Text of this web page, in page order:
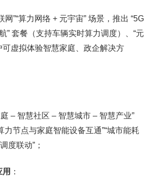
网”“算力网络 + 元宇宙” 场景，推出 “5G
” 套餐（支持车辆实时算力调度）、“元
可虚拟体验智慧家庭、政企解决方
– 智慧社区 – 智慧城市 – 智慧产业”
力节点与家庭智能设备互通”“城市能耗
度联动”；​
：​